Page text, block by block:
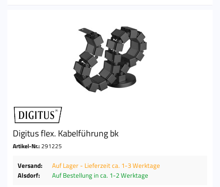
Digitus flex. Kabelführung bk
Artikel-Nr.:291225
Versand:
Auf Lager - Lieferzeit ca. 1-3 Werktage
Alsdorf:
Auf Bestellung in ca. 1-2 Werktage